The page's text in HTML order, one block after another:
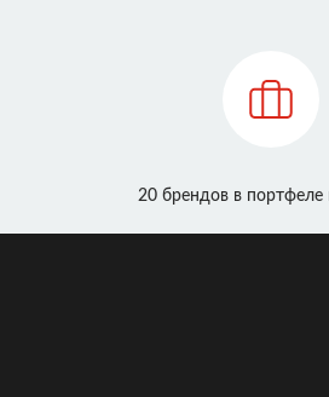
20 брендов в портфеле